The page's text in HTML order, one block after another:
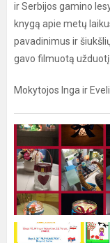
ir Serbijos gamino
knygą apie metų
pavadinimus ir
gavo filmuotą
Mokytojos Inga ir